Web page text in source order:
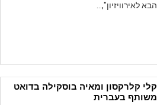
הבא לאירוויזיון",…
קלי קלרקסון ומאיה בוסקילה בדואט
משותף בעברית